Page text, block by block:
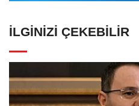
İLGINIZI ÇEKEBILIR